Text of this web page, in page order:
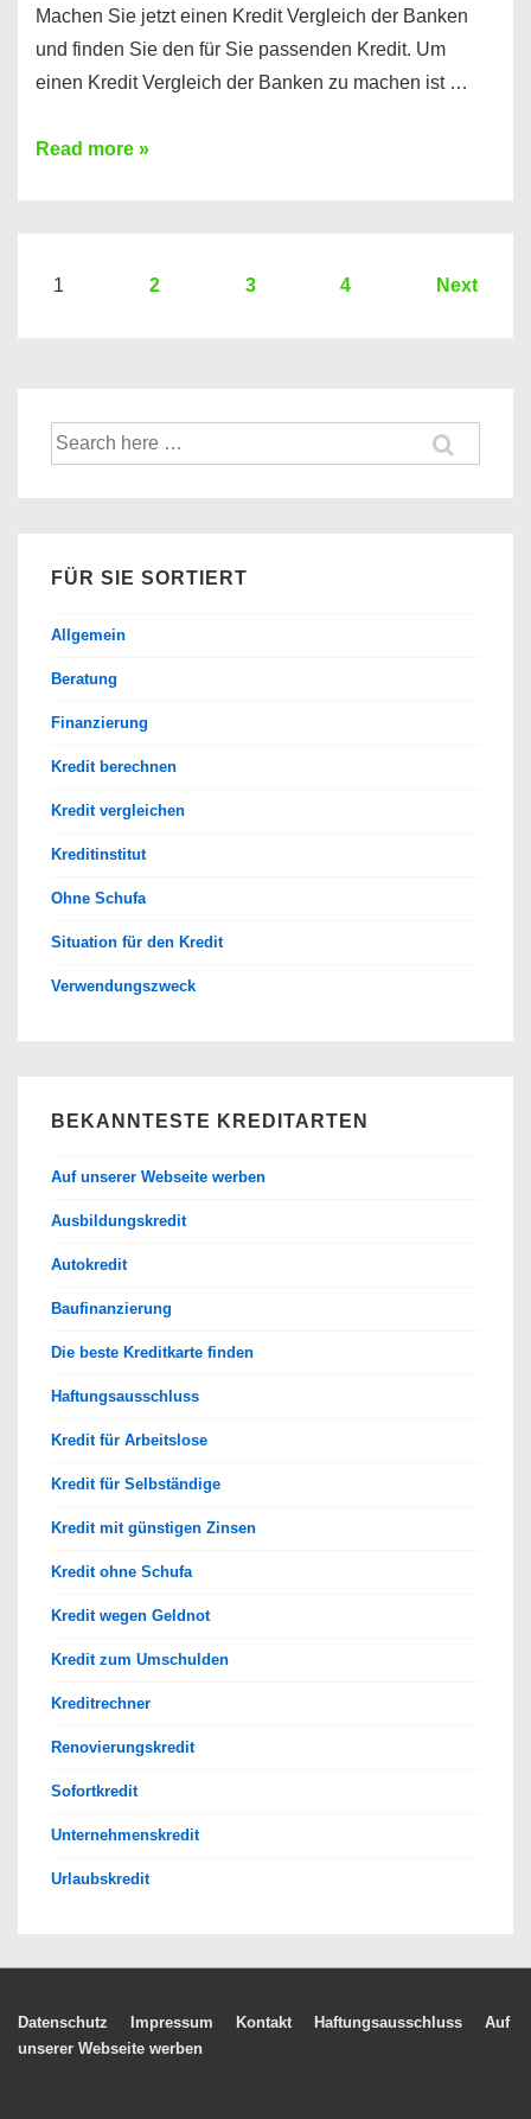
Machen Sie jetzt einen Kredit Vergleich der Banken
und finden Sie den für Sie passenden Kredit. Um
einen Kredit Vergleich der Banken zu machen ist …
Sie
Hier
Banken
Read more »
Seitennummerierung
1 2 3 4 Next
Suche
nach:
FÜR SIE SORTIERT
Allgemein
Beratung
Finanzierung
Kredit berechnen
Kredit vergleichen
Kreditinstitut
Ohne Schufa
Situation für den Kredit
Verwendungszweck
BEKANNTESTE KREDITARTEN
Auf unserer Webseite werben
Ausbildungskredit
Autokredit
Baufinanzierung
Die beste Kreditkarte finden
Haftungsausschluss
Kredit für Arbeitslose
Kredit für Selbständige
Kredit mit günstigen Zinsen
Kredit ohne Schufa
Kredit wegen Geldnot
Kredit zum Umschulden
Kreditrechner
Renovierungskredit
Sofortkredit
Unternehmenskredit
Urlaubskredit
Footer-
Datenschutz Impressum Kontakt Haftungsausschluss
Auf
unserer Webseite werben